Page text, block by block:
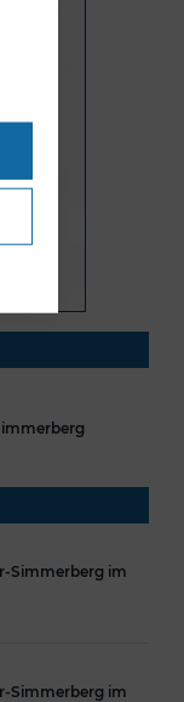
Simmerberg im
Simmerberg im